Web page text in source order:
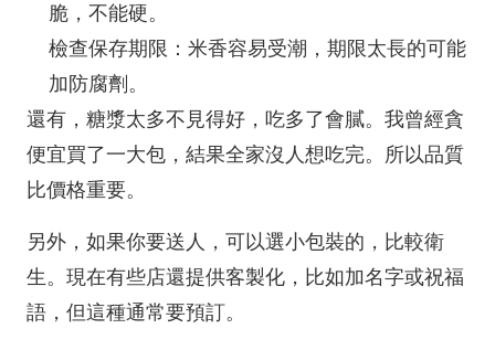
脆，不能硬。
檢查保存期限：米香容易受潮，期限太長的可能
加防腐劑。
還有，糖漿太多不見得好，吃多了會膩。我曾經貪
便宜買了一大包，結果全家沒人想吃完。所以品質
比價格重要。
另外，如果你要送人，可以選小包裝的，比較衛
生。現在有些店還提供客製化，比如加名字或祝福
語，但這種通常要預訂。